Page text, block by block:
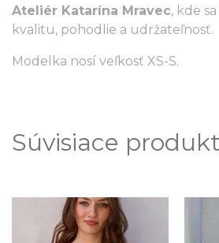
Ateliér Katarína Mravec, kde
kvalitu, pohodlie a udržateľnosť.
Modelka nosí veľkosť XS-S.
Súvisiace